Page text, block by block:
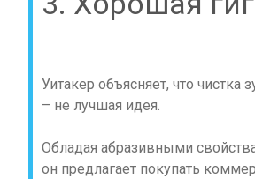
Уитакер объясняет, что
– не лучшая идея.
Обладая абразивными
он предлагает покупать